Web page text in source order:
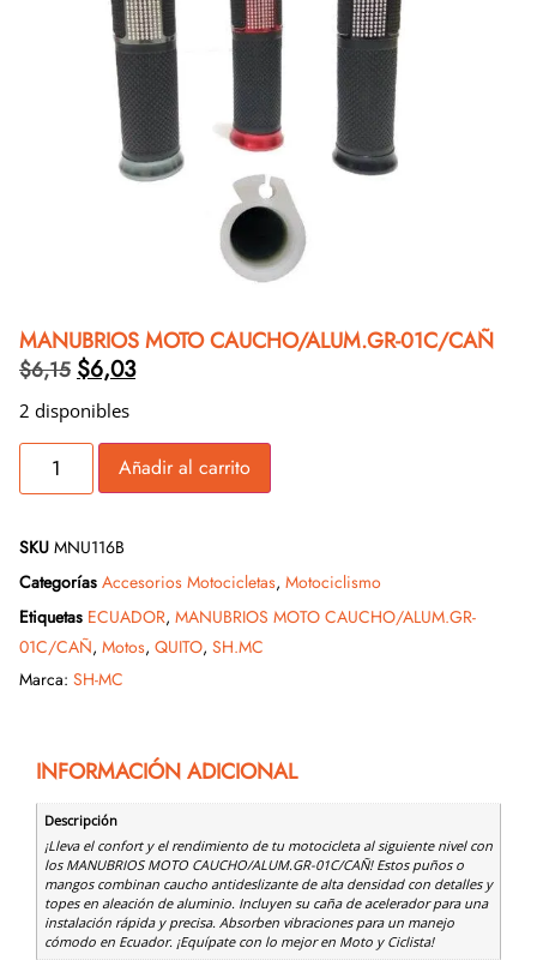
MANUBRIOS MOTO CAUCHO/ALUM.GR-01C/CAÑ
$6,15 $6,03
2 disponibles
Añadir al carrito
SKU MNU116B
Categorías Accesorios Motocicletas, Motociclismo
Etiquetas ECUADOR, MANUBRIOS MOTO CAUCHO/ALUM.GR-
01C/CAÑ, Motos, QUITO, SH.MC
Marca: SH-MC
INFORMACIÓN ADICIONAL
Descripción
¡Lleva el confort y el rendimiento de tu motocicleta al siguiente nivel con
los MANUBRIOS MOTO CAUCHO/ALUM.GR-01C/CAÑ! Estos puños o
mangos combinan caucho antideslizante de alta densidad con detalles y
topes en aleación de aluminio. Incluyen su caña de acelerador para una
instalación rápida y precisa. Absorben vibraciones para un manejo
cómodo en Ecuador. ¡Equípate con lo mejor en Moto y Ciclista!